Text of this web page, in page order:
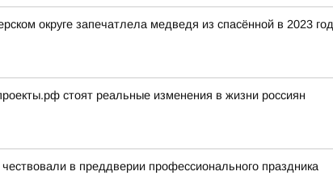
округе запечатлела медведя из спасённой в 2023
стоят реальные изменения в жизни россиян
в преддверии профессионального праздника